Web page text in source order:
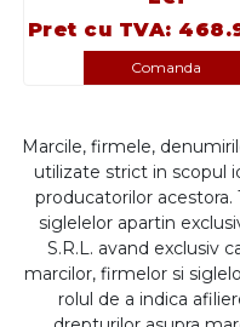
Pret cu TVA:
Comanda
Marcile, firmele,
utilizate strict in scopul
producatorilor
siglelelor apartin
S.R.L. avand exclusiv
marcilor, firmelor si
rolul de a indica